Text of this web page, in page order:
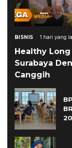
BISNIS 1 hari yang
Healthy
Surabaya
Canggih